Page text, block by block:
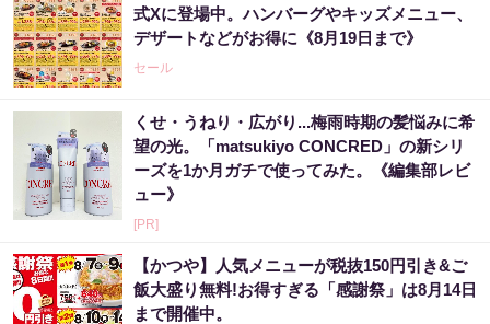
式Xに登場中。ハンバーグやキッズメニュー、
デザートなどがお得に《8月19日まで》
セール
くせ・うねり・広がり...梅雨時期の髪悩みに希
望の光。「matsukiyo CONCRED」の新シリ
ーズを1か月ガチで使ってみた。《編集部レビ
ュー》
[PR]
【かつや】人気メニューが税抜150円引き&ご
飯大盛り無料!お得すぎる「感謝祭」は8月14日
まで開催中。